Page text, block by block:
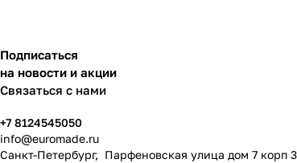
Подписаться
на новости и акции
Связаться с нами
+7 8124545050
info@euromade.ru
Санкт-Петербург, Парфеновская улица дом 7 корп